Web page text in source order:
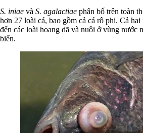
S. iniae và S. agalactiae phân bố trên toàn
hơn 27 loài cá, bao gồm cả cá rô phi. Cả
đến các loài hoang dã và nuôi ở vùng nước
biển.